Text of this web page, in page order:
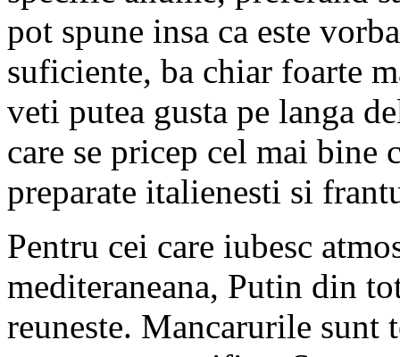
pot spune insa ca este
suficiente, ba chiar foarte
veti putea gusta pe langa
care se pricep cel mai bine
preparate italienesti si
Pentru cei care iubesc
mediteraneana, Putin din
reuneste. Mancarurile sunt